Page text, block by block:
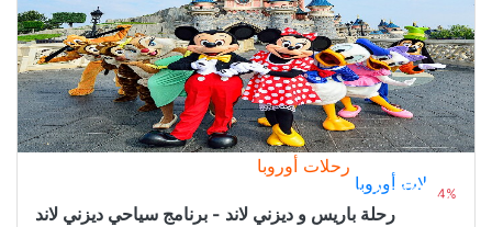
4%
رحلات أوروبا
من
3.500﷼
رحلات أوروبا
رحلة باريس و ديزني لاند - برنامج سياحي ديزني لاند